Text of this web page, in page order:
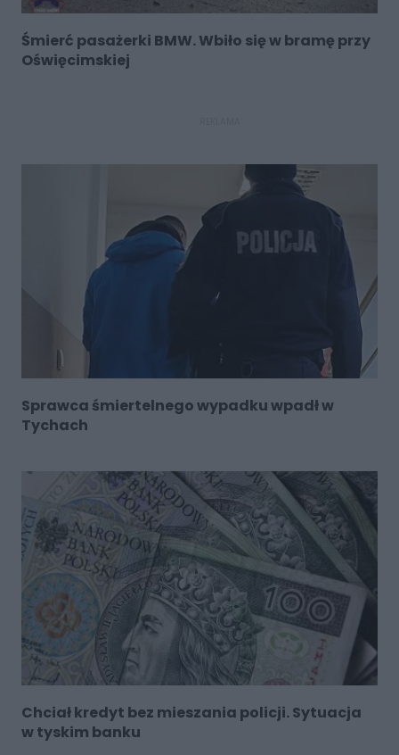
Śmierć pasażerki BMW. Wbiło się w bramę przy
Oświęcimskiej
Sprawca śmiertelnego wypadku wpadł w
Tychach
Chciał kredyt bez mieszania policji. Sytuacja
w tyskim banku